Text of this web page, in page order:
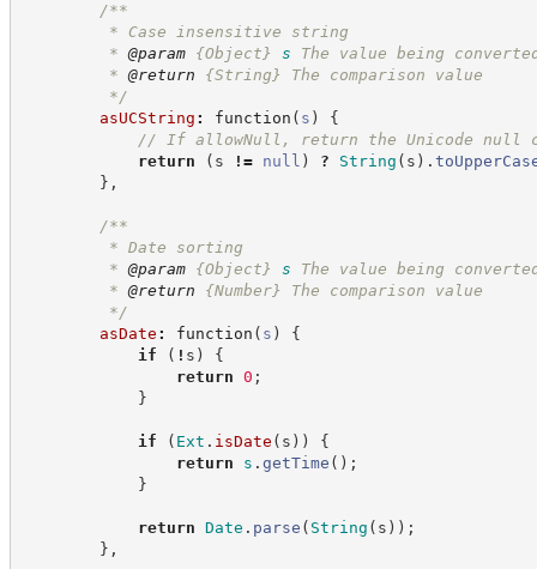
/**
* Case insensitive string
* @param {Object} s
The value being
* @return {String}
The comparison value
*/
asUCString : function ( s )
{
// If allowNull, return the Unicode null
return
( s != null ) ? String ( s ) .
} ,
/**
* Date sorting
* @param {Object} s
The value being
* @return {Number}
The comparison value
*/
asDate : function ( s )
{
if
( ! s )
{
return 0 ;
}
if ( Ext . isDate ( s ) )
{
return
s . getTime ( ) ;
}
return Date . parse ( String ( s ) ) ;
} ,